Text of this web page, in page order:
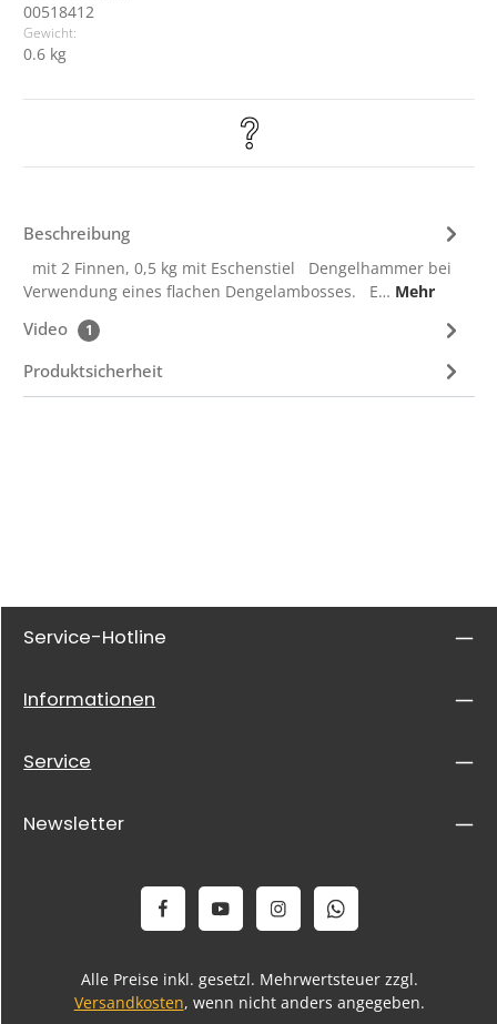
00518412
Gewicht:
0.6 kg
Beschreibung
mit 2 Finnen, 0,5 kg mit Eschenstiel Dengelhammer bei
Verwendung eines flachen Dengelambosses. E… Mehr
Video 1
Produktsicherheit
Service-Hotline
Informationen
Service
Newsletter
Alle Preise inkl. gesetzl. Mehrwertsteuer zzgl.
Versandkosten, wenn nicht anders angegeben.